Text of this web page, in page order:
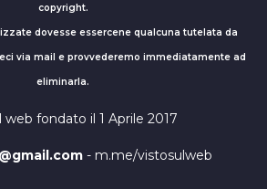
copyright.
dovesse essercene qualcuna tutelata da
via mail e provvederemo immediatamente ad
eliminarla.
web fondato il 1 Aprile 2017
- m.me/vistosulweb